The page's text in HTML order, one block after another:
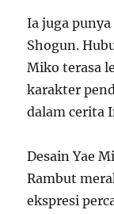
Ia juga
Shogun.
Miko terasa
karakter
dalam cerita
Desain Yae
Rambut
ekspresi